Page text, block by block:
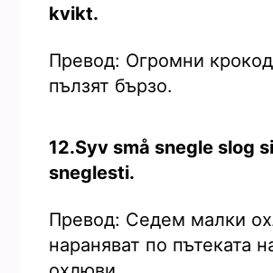
kvikt.
Превод: Огромни
пълзят бързо.
12.Syv små snegle slog
sneglesti.
Превод: Седем малки
нараняват по пътеката